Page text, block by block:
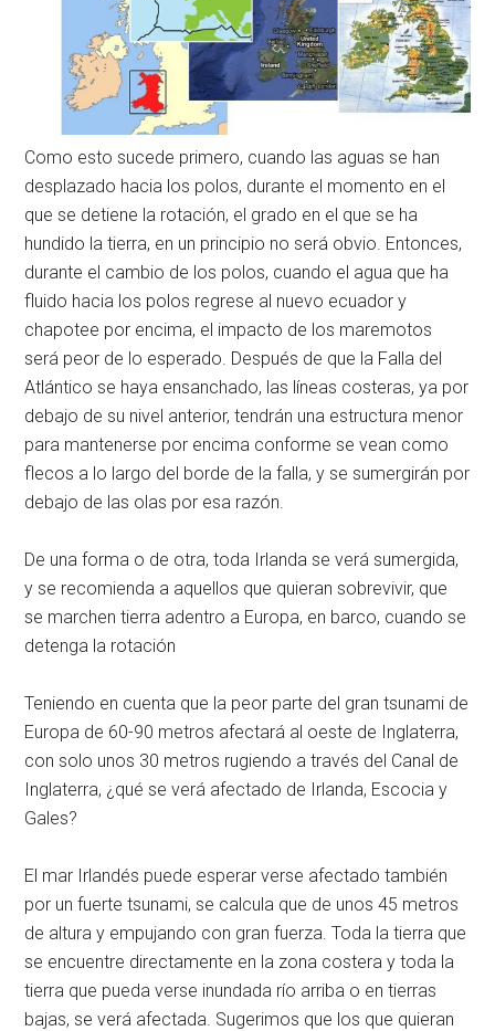
Como esto sucede primero, cuando las aguas se han
desplazado hacia los polos, durante el momento en el
que se detiene la rotación, el grado en el que se ha
hundido la tierra, en un principio no será obvio. Entonces,
durante el cambio de los polos, cuando el agua que ha
fluido hacia los polos regrese al nuevo ecuador y
chapotee por encima, el impacto de los maremotos
será peor de lo esperado. Después de que la Falla del
Atlántico se haya ensanchado, las líneas costeras, ya por
debajo de su nivel anterior, tendrán una estructura menor
para mantenerse por encima conforme se vean como
flecos a lo largo del borde de la falla, y se sumergirán por
debajo de las olas por esa razón.
De una forma o de otra, toda Irlanda se verá sumergida,
y se recomienda a aquellos que quieran sobrevivir, que
se marchen tierra adentro a Europa, en barco, cuando se
detenga la rotación
Teniendo en cuenta que la peor parte del gran tsunami de
Europa de 60-90 metros afectará al oeste de Inglaterra,
con solo unos 30 metros rugiendo a través del Canal de
Inglaterra, ¿qué se verá afectado de Irlanda, Escocia y
Gales?
El mar Irlandés puede esperar verse afectado también
por un fuerte tsunami, se calcula que de unos 45 metros
de altura y empujando con gran fuerza. Toda la tierra que
se encuentre directamente en la zona costera y toda la
tierra que pueda verse inundada río arriba o en tierras
bajas, se verá afectada. Sugerimos que los que quieran